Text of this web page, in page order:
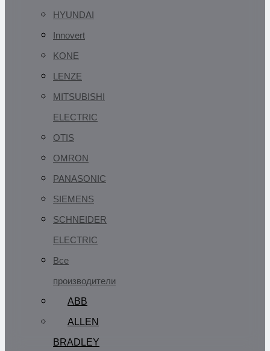
HYUNDAI
Innovert
KONE
LENZE
MITSUBISHI
ELECTRIC
OTIS
OMRON
PANASONIC
SIEMENS
SCHNEIDER
ELECTRIC
Все
производители
ABB
ALLEN
BRADLEY